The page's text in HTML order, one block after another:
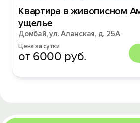
Квартира в живописном
ущелье
Домбай, ул. Аланская, д. 25А
Цена за сутки
от 6000 руб.